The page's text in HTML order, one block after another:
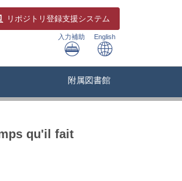
リポジトリ 登録支援システム
入力補助 English
附属図書館
qu'il fait